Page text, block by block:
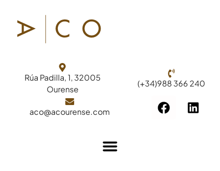
Rúa Padilla, 1, 32005
Ourense
(+34)988 366 240
aco@acourense.com